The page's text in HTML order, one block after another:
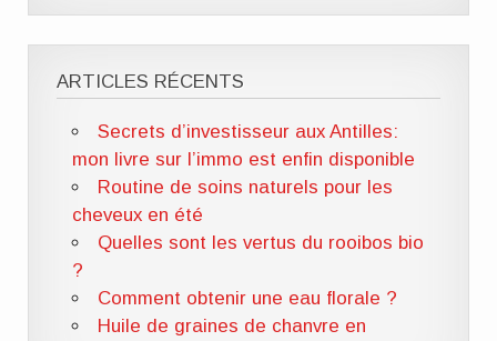
ARTICLES RÉCENTS
Secrets d’investisseur aux Antilles:
mon livre sur l’immo est enfin disponible
Routine de soins naturels pour les
cheveux en été
Quelles sont les vertus du rooibos bio
?
Comment obtenir une eau florale ?
Huile de graines de chanvre en